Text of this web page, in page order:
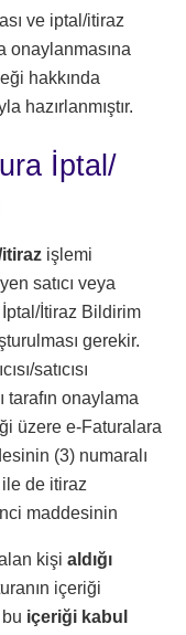
ve iptal/itiraz
onaylanmasına
hakkında
hazırlanmıştır.
İptal/
işlemi
satıcı veya
İptal/İtiraz Bildirim
gerekir.
satıcısı
tarafın onaylama
üzere e-Faturalara
(3) numaralı
ile de itiraz
maddesinin
kişi aldığı
içeriği
bu içeriği kabul